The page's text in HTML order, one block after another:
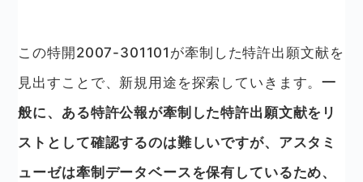
この特開2007-301101が牽制した特許出願文献を
見出すことで、新規用途を探索していきます。一
般に、ある特許公報が牽制した特許出願文献をリ
ストとして確認するのは難しいですが、アスタミ
ューゼは牽制データベースを保有しているため、